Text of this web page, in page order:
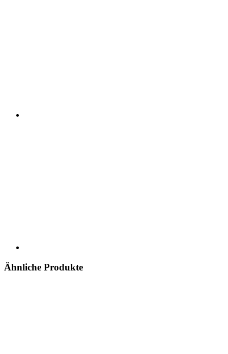
Ähnliche Produkte